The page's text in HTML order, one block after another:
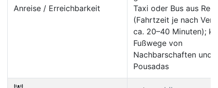
Anreise / Erreichbarkeit
Taxi oder Bus aus
(Fahrtzeit je nach
ca. 20–40 Minuten);
Fußwege von
Nachbarschaften und
Pousadas